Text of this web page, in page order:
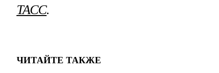
ТАСС.
ЧИТАЙТЕ ТАКЖЕ